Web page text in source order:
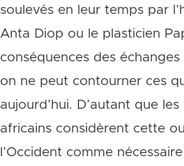
soulevés en leur temps par
Anta Diop ou le plasticien
conséquences des échanges
on ne peut contourner ces
aujourd’hui. D’autant que
africains considèrent cette
l’Occident comme